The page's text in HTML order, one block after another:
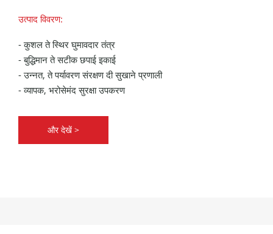
उत्पाद विवरण:
- कुशल ते स्थिर घुमावदार तंत्र
- बुद्धिमान ते सटीक छपाई इकाई
- उन्नत, ते पर्यावरण संरक्षण दी सुखाने प्रणाली
- व्यापक, भरोसेमंद सुरक्षा उपकरण
और देखें >